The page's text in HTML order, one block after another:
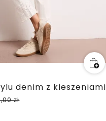
denim z kieszeniami
zł